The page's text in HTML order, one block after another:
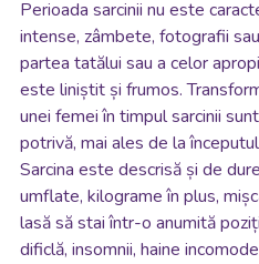
Perioada sarcinii nu este
intense, zâmbete, fotografii
partea tatălui sau a celor
este liniștit și frumos.
unei femei în timpul sarcinii
potrivă, mai ales de la
Sarcina este descrisă și de
umflate, kilograme în plus,
lasă să stai într-o anumită
dificlă, insomnii, haine